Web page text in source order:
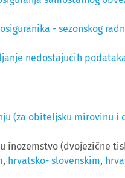
- sezonskog
nedostajućih
(za obiteljsku mirovinu i
inozemstvo (dvojezične
, hrvatsko- slovenskim,